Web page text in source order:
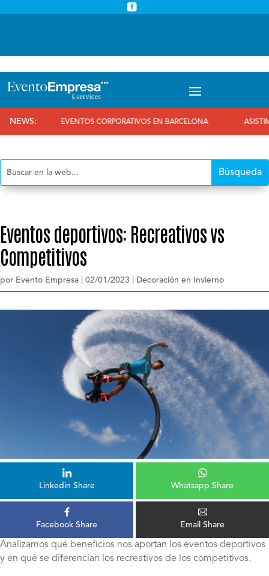

NEWS:EVENTOS CORPORATIVOS EN BARCELONA ASISTIMOS AL
Eventos deportivos: Recreativos vs
Competitivos
por Evento Empresa 02/01/2023 Decoración en Invierno
Linkedin Share Whatsapp Share
Facebook Share Email Share
Analizamos qué beneficios nos aportan los eventos deportivos
y en qué se diferencian los recreativos de los competitivos.